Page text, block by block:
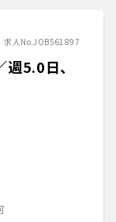
求人No.JOB561897
週5.0日、